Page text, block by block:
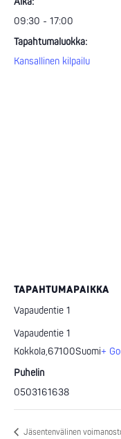
09:30 - 17:00
Tapahtumaluokka:
Kansallinen kilpailu
TAPAHTUMAPAIKKA
Vapaudentie 1
Vapaudentie 1
Kokkola,67100Suomi+
Puhelin
0503161638
Jäsentenvälinen